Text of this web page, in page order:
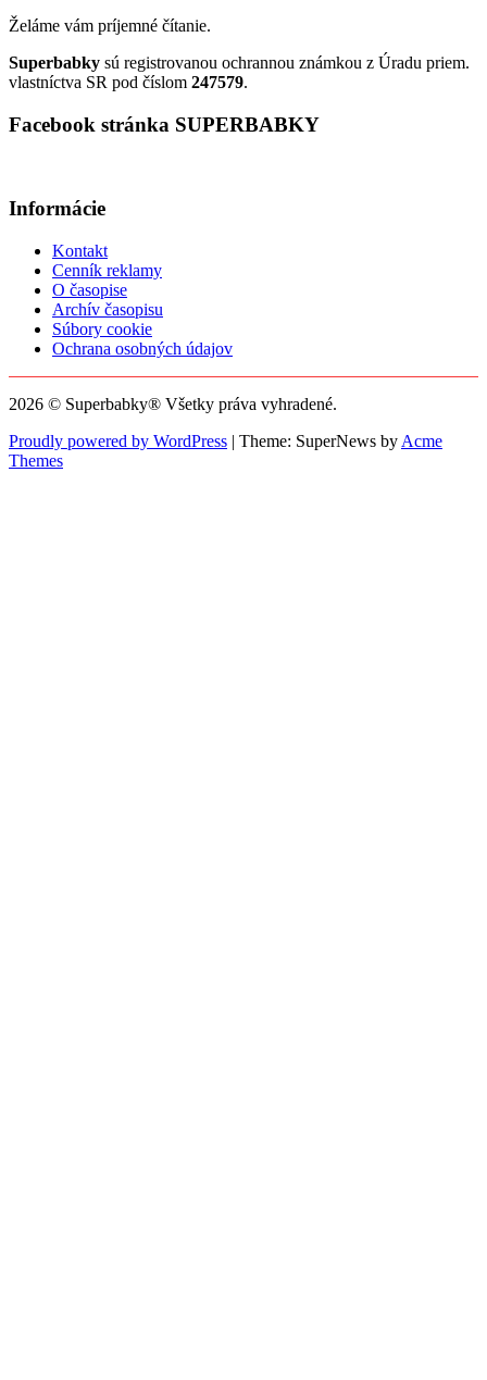
Želáme vám príjemné čítanie.
Superbabky sú registrovanou ochrannou známkou z Úradu priem.
vlastníctva SR pod číslom 247579.
Facebook stránka SUPERBABKY
Informácie
Kontakt
Cenník reklamy
O časopise
Archív časopisu
Súbory cookie
Ochrana osobných údajov
2026 © Superbabky® Všetky práva vyhradené.
Proudly powered by WordPress | Theme: SuperNews by Acme
Themes